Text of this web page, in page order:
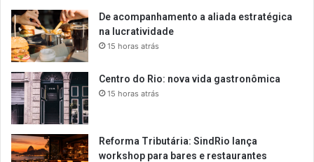
De acompanhamento a aliada estratégica
na lucratividade
15 horas atrás
Centro do Rio: nova vida gastronômica
15 horas atrás
Reforma Tributária: SindRio lança
workshop para bares e restaurantes